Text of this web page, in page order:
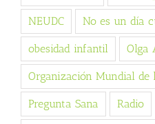
NEUDC No es un día
obesidad infantil Olga
Organización Mundial de
Pregunta Sana Radio